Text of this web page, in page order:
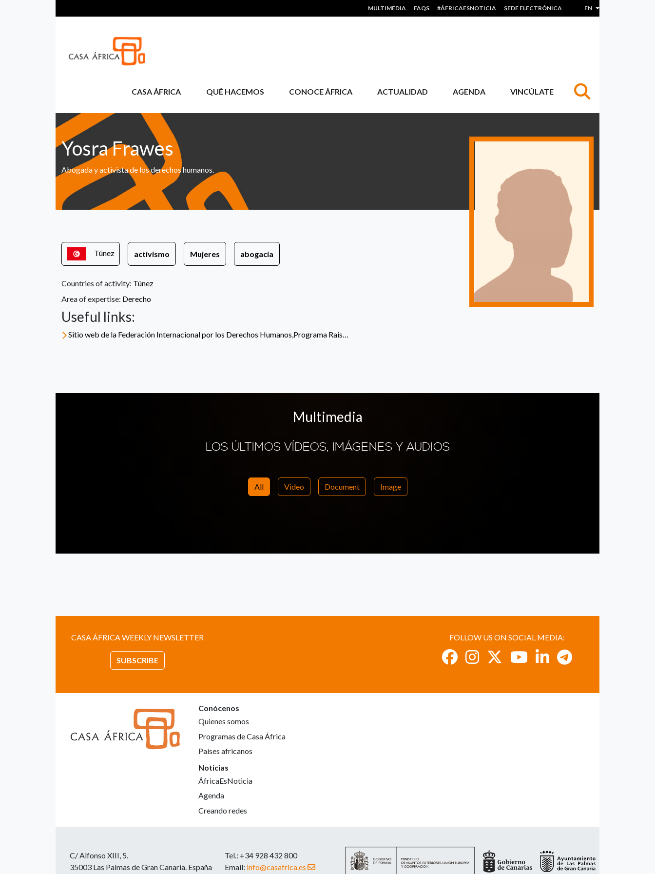
HEADER MENU
MULTIMEDIA FAQS #ÁFRICAESNOTICIA SEDE ELECTRÓNICA EN List additional actions
CASA ÁFRICA QUÉ HACEMOS CONOCE ÁFRICA ACTUALIDAD AGENDA VINCÚLATE
Yosra Frawes
Abogada y activista de los derechos humanos.
Túnez activismo Mujeres abogacía
Countries of activity: Túnez
Area of expertise: Derecho
Useful links:
Sitio web de la Federación Internacional por los Derechos Humanos,Programa Rais…
Multimedia
LOS ÚLTIMOS VÍDEOS, IMÁGENES Y AUDIOS
All Video Document Image
CASA ÁFRICA WEEKLY NEWSLETTER
SUBSCRIBE
FOLLOW US ON SOCIAL MEDIA:
Conócenos
Quienes somos
Programas de Casa África
Países africanos
Noticias
ÁfricaEsNoticia
Agenda
Creando redes
C/ Alfonso XIII, 5.
35003 Las Palmas de Gran Canaria. España
Tel.: +34 928 432 800
Email: info@casafrica.es